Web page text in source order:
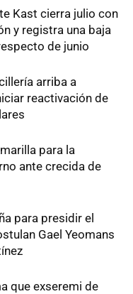
Kast cierra julio con
y registra una baja
de junio
arriba a
reactivación de
para la
ante crecida de
para presidir el
Gael Yeomans
que exseremi de